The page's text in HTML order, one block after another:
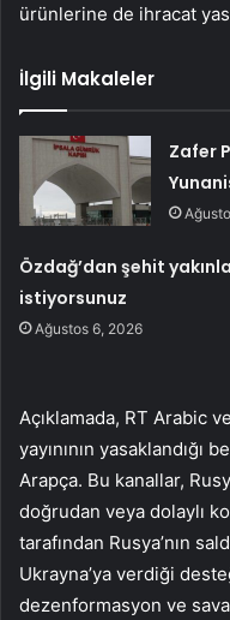
ürünlerine de ihracat
İlgili Makaleler
Zafer
Özdağ’dan şehit
istiyorsunuz
Ağustos 6, 2026
Açıklamada, RT Arabic
yayınının
Arapça. Bu kanallar,
doğrudan veya dolaylı
tarafından Rusya’nın
Ukrayna’ya verdiği
dezenformasyon ve